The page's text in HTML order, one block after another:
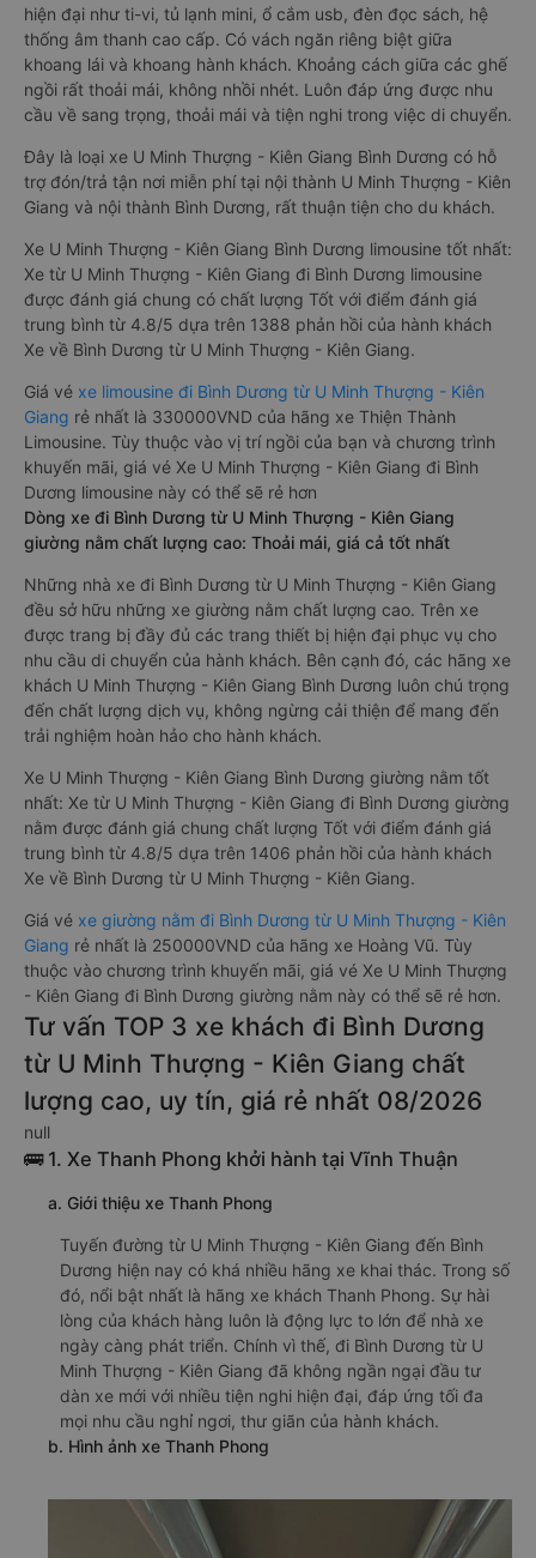
hiện đại như ti-vi, tủ lạnh mini, ổ cắm usb, đèn đọc sách, hệ
thống âm thanh cao cấp. Có vách ngăn riêng biệt giữa
khoang lái và khoang hành khách. Khoảng cách giữa các ghế
ngồi rất thoải mái, không nhồi nhét. Luôn đáp ứng được nhu
cầu về sang trọng, thoải mái và tiện nghi trong việc di chuyển.
Đây là loại xe U Minh Thượng - Kiên Giang Bình Dương có hỗ
trợ đón/trả tận nơi miễn phí tại nội thành U Minh Thượng - Kiên
Giang và nội thành Bình Dương, rất thuận tiện cho du khách.
Xe U Minh Thượng - Kiên Giang Bình Dương limousine tốt nhất:
Xe từ U Minh Thượng - Kiên Giang đi Bình Dương limousine
được đánh giá chung có chất lượng Tốt với điểm đánh giá
trung bình từ 4.8/5 dựa trên 1388 phản hồi của hành khách
Xe về Bình Dương từ U Minh Thượng - Kiên Giang.
Giá vé xe limousine đi Bình Dương từ U Minh Thượng - Kiên
Giang rẻ nhất là 330000VND của hãng xe Thiện Thành
Limousine. Tùy thuộc vào vị trí ngồi của bạn và chương trình
khuyến mãi, giá vé Xe U Minh Thượng - Kiên Giang đi Bình
Dương limousine này có thể sẽ rẻ hơn
Dòng xe đi Bình Dương từ U Minh Thượng - Kiên Giang
giường nằm chất lượng cao: Thoải mái, giá cả tốt nhất
Những nhà xe đi Bình Dương từ U Minh Thượng - Kiên Giang
đều sở hữu những xe giường nằm chất lượng cao. Trên xe
được trang bị đầy đủ các trang thiết bị hiện đại phục vụ cho
nhu cầu di chuyển của hành khách. Bên cạnh đó, các hãng xe
khách U Minh Thượng - Kiên Giang Bình Dương luôn chú trọng
đến chất lượng dịch vụ, không ngừng cải thiện để mang đến
trải nghiệm hoàn hảo cho hành khách.
Xe U Minh Thượng - Kiên Giang Bình Dương giường nằm tốt
nhất: Xe từ U Minh Thượng - Kiên Giang đi Bình Dương giường
nằm được đánh giá chung chất lượng Tốt với điểm đánh giá
trung bình từ 4.8/5 dựa trên 1406 phản hồi của hành khách
Xe về Bình Dương từ U Minh Thượng - Kiên Giang.
Giá vé xe giường nằm đi Bình Dương từ U Minh Thượng - Kiên
Giang rẻ nhất là 250000VND của hãng xe Hoàng Vũ. Tùy
thuộc vào chương trình khuyến mãi, giá vé Xe U Minh Thượng
- Kiên Giang đi Bình Dương giường nằm này có thể sẽ rẻ hơn.
Tư vấn TOP 3 xe khách đi Bình Dương
từ U Minh Thượng - Kiên Giang chất
lượng cao, uy tín, giá rẻ nhất 08/2026
null
🚌 1. Xe Thanh Phong khởi hành tại Vĩnh Thuận
a. Giới thiệu xe Thanh Phong
Tuyến đường từ U Minh Thượng - Kiên Giang đến Bình
Dương hiện nay có khá nhiều hãng xe khai thác. Trong số
đó, nổi bật nhất là hãng xe khách Thanh Phong. Sự hài
lòng của khách hàng luôn là động lực to lớn để nhà xe
ngày càng phát triển. Chính vì thế, đi Bình Dương từ U
Minh Thượng - Kiên Giang đã không ngần ngại đầu tư
dàn xe mới với nhiều tiện nghi hiện đại, đáp ứng tối đa
mọi nhu cầu nghỉ ngơi, thư giãn của hành khách.
b. Hình ảnh xe Thanh Phong